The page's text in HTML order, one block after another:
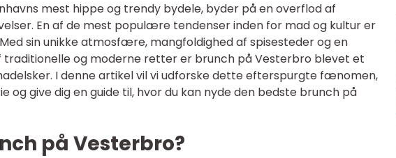
mest hippe og trendy bydele, byder på en overflod af
En af de mest populære tendenser inden for mad og kultur er
sin unikke atmosfære, mangfoldighed af spisesteder og en
traditionelle og moderne retter er brunch på Vesterbro blevet et
I denne artikel vil vi udforske dette efterspurgte fænomen,
og give dig en guide til, hvor du kan nyde den bedste brunch på
på Vesterbro?